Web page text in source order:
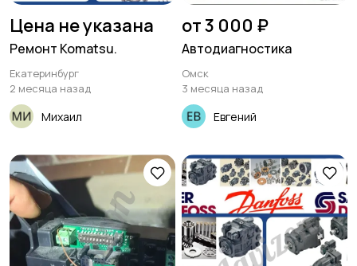
Цена не указана
Ремонт Komatsu.
Екатеринбург
2 месяца назад
Михаил
от 3 000 ₽
Автодиагностика
Омск
3 месяца назад
Евгений